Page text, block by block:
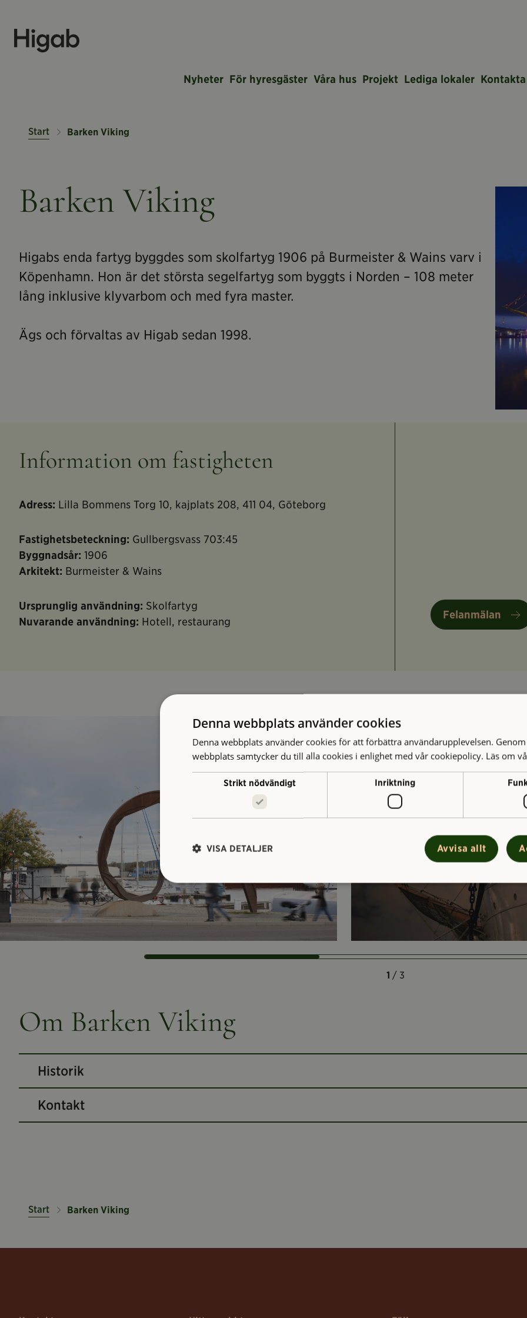
Nyheter För hyresgäster Våra hus Projekt Lediga lokaler Kontakta
Start Barken Viking
Barken Viking
Higabs enda fartyg byggdes som skolfartyg 1906 på Burmeister & Wains varv i
Köpenhamn. Hon är det största segelfartyg som byggts i Norden – 108 meter
lång inklusive klyvarbom och med fyra master.
Ägs och förvaltas av Higab sedan 1998.
Information om fastigheten
Adress: Lilla Bommens Torg 10, kajplats 208, 411 04, Göteborg
Fastighetsbeteckning: Gullbergsvass 703:45
Byggnadsår: 1906
Arkitekt: Burmeister & Wains
Ursprunglig användning: Skolfartyg
Nuvarande användning: Hotell, restaurang
Felanmälan
1 / 3
Om Barken Viking
Historik
Kontakt
Start Barken Viking
Denna webbplats använder cookies
Denna webbplats använder cookies för att förbättra användarupplevelsen.
webbplats samtycker du till alla cookies i enlighet med vår cookiepolicy. Läs om
Strikt nödvändigt Inriktning
Avvisa allt
VISA DETALJER